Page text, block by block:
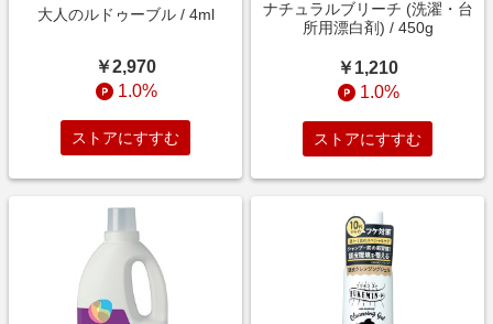
大人のルドゥーブル / 4ml
￥2,970
1.0%
ストアにすすむ
ナチュラルブリーチ (洗濯・台
所用漂白剤) / 450g
￥1,210
1.0%
ストアにすすむ